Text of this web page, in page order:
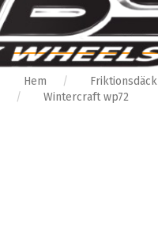
Hem Friktionsdäck
Wintercraft wp72